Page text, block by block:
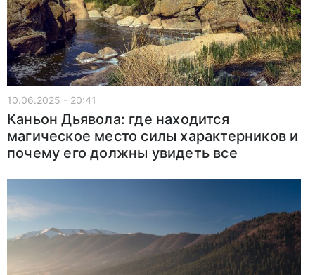
10.06.2025 - 20:41
Каньон Дьявола: где находится
магическое место силы характерников и
почему его должны увидеть все